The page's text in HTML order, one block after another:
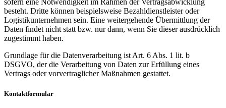
sofern eine Notwendigkeit im Rahmen der Vertragsabwicklung
besteht. Dritte können beispielsweise Bezahldienstleister oder
Logistikunternehmen sein. Eine weitergehende Übermittlung der
Daten findet nicht statt bzw. nur dann, wenn Sie dieser ausdrücklich
zugestimmt haben.
Grundlage für die Datenverarbeitung ist Art. 6 Abs. 1 lit. b
DSGVO, der die Verarbeitung von Daten zur Erfüllung eines
Vertrags oder vorvertraglicher Maßnahmen gestattet.
Kontaktformular